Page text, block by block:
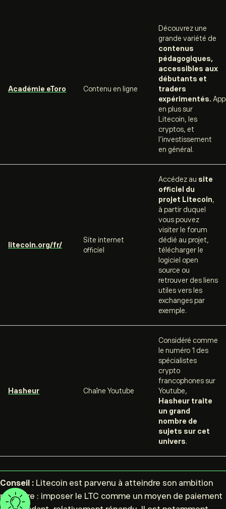
Académie eToro Contenu en ligne
Découvrez une
grande variété de
contenus
pédagogiques,
accessibles aux
débutants et
traders
expérimentés.
en plus sur
Litecoin, les
cryptos, et
l’investissement
en général.
litecoin.org/fr/
Site internet
officiel
Accédez au site
officiel du
projet Litecoin,
à partir duquel
vous pouvez
visiter le forum
dédié au projet,
télécharger le
logiciel open
source ou
retrouver des liens
utiles vers les
exchangespar
exemple.
Hasheur Chaîne Youtube
Considéré comme
le numéro 1 des
spécialistes
crypto
francophones sur
Youtube,
Hasheur traite
un grand
nombre de
sujets sur cet
univers.
Conseil : Litecoin est parvenu à atteindre son ambition
première : imposer le LTC comme un moyen de paiement